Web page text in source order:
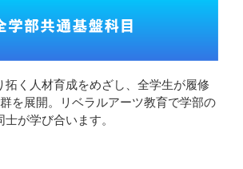
拓く人材育成をめざし、全学生が履修
を展開。リベラルアーツ教育で学部の
が学び合います。